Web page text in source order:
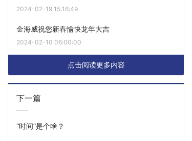
2024-02-19 15:16:49
金海威祝您新春愉快龙年大吉
2024-02-10 06:00:00
点击阅读更多内容
下一篇
“时间”是个啥？